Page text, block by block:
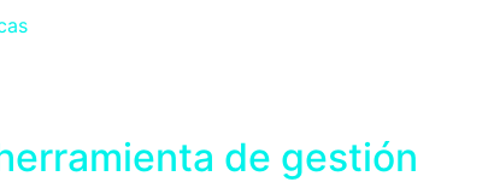
de gestión